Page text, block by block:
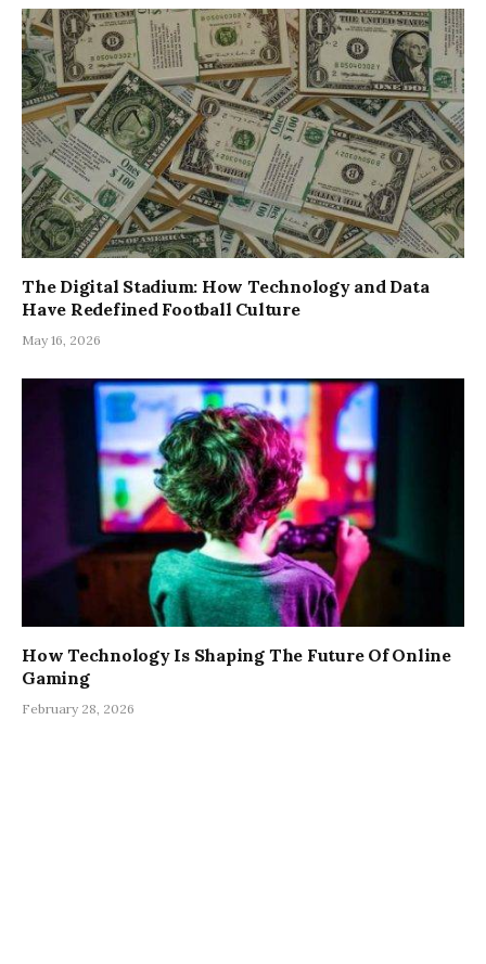
The Digital Stadium: How Technology and Data
Have Redefined Football Culture
May 16, 2026
How Technology Is Shaping The Future Of Online
Gaming
February 28, 2026